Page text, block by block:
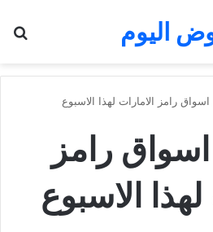
اليوم
رامز الامارات لهذا الاسبوع
رامز
الاسبوع